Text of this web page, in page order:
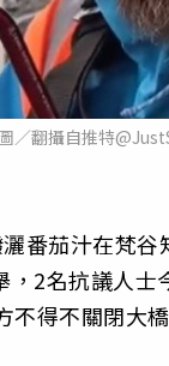
／翻攝自推特
番茄汁在梵谷
，2名抗議人
得不關閉大